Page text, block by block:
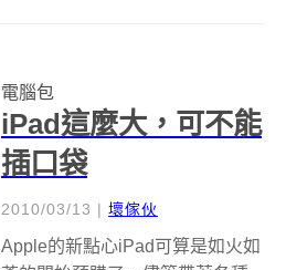
電，但後背包又少有好看的款
式，我可憐的筆電...
電腦包
iPad這麼大，可不能
插口袋
2010/03/13 | 壞傢伙
Apple的新點心iPad可算是如火如